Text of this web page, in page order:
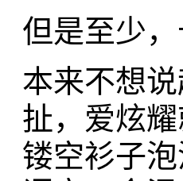
但是至少
本来不想
扯，爱炫
镂空衫子